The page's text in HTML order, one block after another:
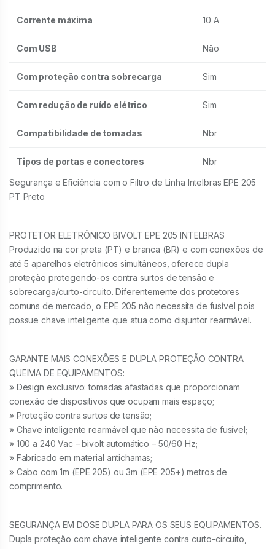
Corrente máxima 10 A
Com USB Não
Com proteção contra sobrecarga Sim
Com redução de ruído elétrico Sim
Compatibilidade de tomadas Nbr
Tipos de portas e conectores
Nbr
Segurança e Eficiência com o Filtro de Linha Intelbras EPE 205
PT Preto
PROTETOR ELETRÔNICO BIVOLT EPE 205 INTELBRAS
Produzido na cor preta (PT) e branca (BR) e com conexões de
até 5 aparelhos eletrônicos simultâneos, oferece dupla
proteção protegendo-os contra surtos de tensão e
sobrecarga/curto-circuito. Diferentemente dos protetores
comuns de mercado, o EPE 205 não necessita de fusível pois
possue chave inteligente que atua como disjuntor rearmável.
GARANTE MAIS CONEXÕES E DUPLA PROTEÇÃO CONTRA
QUEIMA DE EQUIPAMENTOS:
» Design exclusivo: tomadas afastadas que proporcionam
conexão de dispositivos que ocupam mais espaço;
» Proteção contra surtos de tensão;
» Chave inteligente rearmável que não necessita de fusível;
» 100 a 240 Vac – bivolt automático – 50/60 Hz;
» Fabricado em material antichamas;
» Cabo com 1m (EPE 205) ou 3m (EPE 205+) metros de
comprimento.
SEGURANÇA EM DOSE DUPLA PARA OS SEUS EQUIPAMENTOS.
Dupla proteção com chave inteligente contra curto-circuito,